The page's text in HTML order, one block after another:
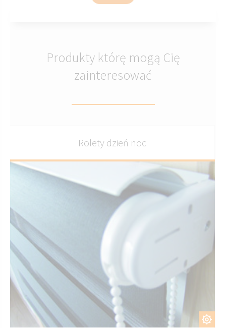
Produkty którę mogą Cię
zainteresować
DOSTOSUJ
Rolety dzień noc